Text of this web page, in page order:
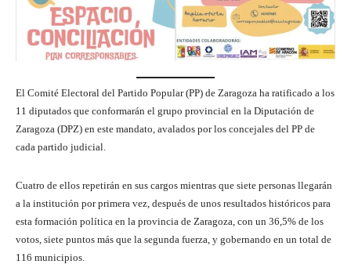
El Comité Electoral del Partido Popular (PP) de Zaragoza ha ratificado a los
11 diputados que conformarán el grupo provincial en la Diputación de
Zaragoza (DPZ) en este mandato, avalados por los concejales del PP de
cada partido judicial.
Cuatro de ellos repetirán en sus cargos mientras que siete personas llegarán
a la institución por primera vez, después de unos resultados históricos para
esta formación política en la provincia de Zaragoza, con un 36,5% de los
votos, siete puntos más que la segunda fuerza, y gobernando en un total de
116 municipios.